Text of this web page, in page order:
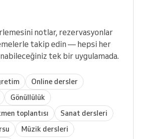
notlar, rezervasyonlar
takip edin — hepsi her
tek bir uygulamada.
Online dersler
Gönüllülük
toplantısı
Sanat dersleri
Müzik dersleri